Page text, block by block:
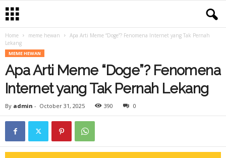
Home meme hewan
Apa Arti Meme “Doge”? Fenomena Internet yang Tak Pernah
Lekang
MEME HEWAN
Apa Arti Meme “Doge”? Fenomena
Internet yang Tak Pernah Lekang
By admin - October 31, 2025 390 0